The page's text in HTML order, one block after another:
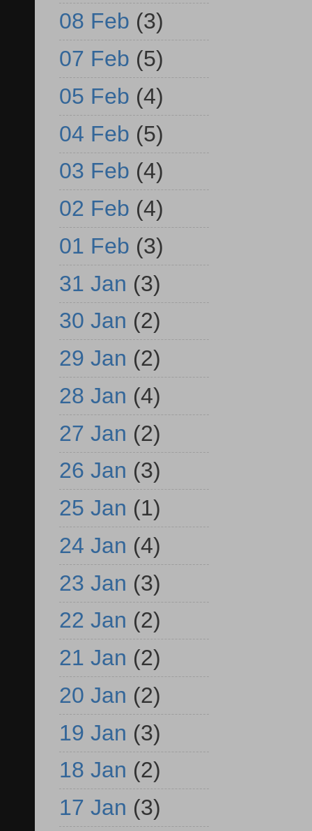
08 Feb (3)
07 Feb (5)
05 Feb (4)
04 Feb (5)
03 Feb (4)
02 Feb (4)
01 Feb (3)
31 Jan (3)
30 Jan (2)
29 Jan (2)
28 Jan (4)
27 Jan (2)
26 Jan (3)
25 Jan (1)
24 Jan (4)
23 Jan (3)
22 Jan (2)
21 Jan (2)
20 Jan (2)
19 Jan (3)
18 Jan (2)
17 Jan (3)